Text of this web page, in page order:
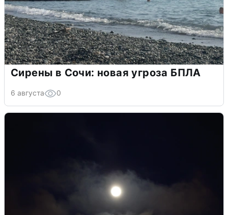
Сирены в Сочи: новая угроза БПЛА
6 августа 0